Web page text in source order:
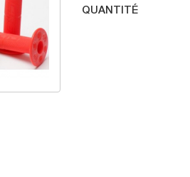
€83.30 €
QUANTITÉ